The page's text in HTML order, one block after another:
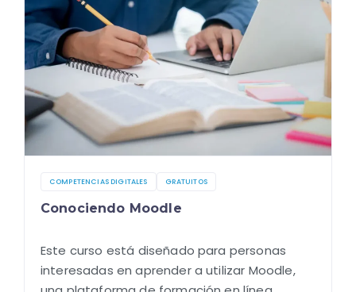
COMPETENCIAS DIGITALES GRATUITOS
Conociendo Moodle
Este curso está diseñado para personas
interesadas en aprender a utilizar Moodle,